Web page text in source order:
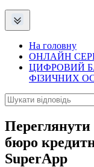
На головну
ОНЛАЙН
ЦИФРОВИЙ
ФІЗИЧНИХ
бюро
SuperApp